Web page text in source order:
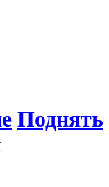
Поднять